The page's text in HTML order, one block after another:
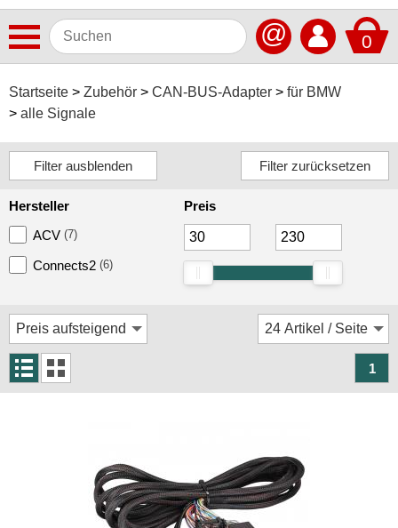
0
@
Startseite Zubehör CAN-BUS-Adapter
für BMW
alle Signale
Autoradios
Dashcams
Freisprechanlagen
Lautsprecher
Navigationssoftware
Navigationssysteme
Hersteller
ACV (7)
Connects2 (6)
Preis
1